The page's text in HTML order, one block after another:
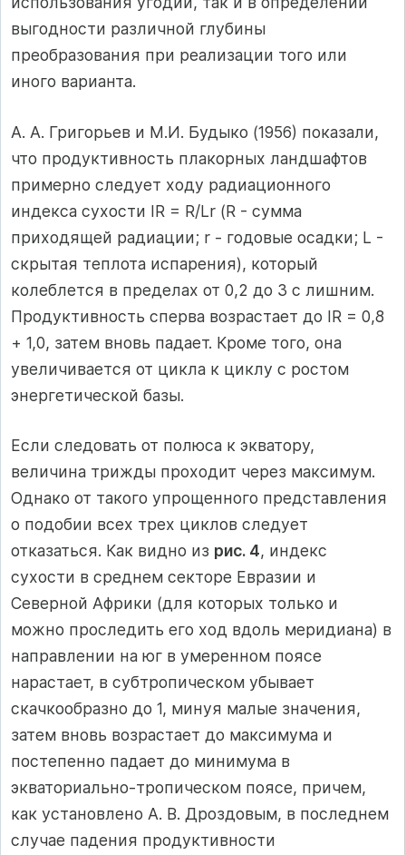
выгодности различной глубины
преобразования при реализации того или
иного варианта.
А. А. Григорьев и М.И. Будыко (1956) показали,
что продуктивность плакорных ландшафтов
примерно следует ходу радиационного
индекса сухости IR = R/Lr (R - сумма
приходящей радиации; r - годовые осадки; L -
скрытая теплота испарения), который
колеблется в пределах от 0,2 до 3 с лишним.
Продуктивность сперва возрастает до IR = 0,8
+ 1,0, затем вновь падает. Кроме того, она
увеличивается от цикла к циклу с ростом
энергетической базы.
Если следовать от полюса к экватору,
величина трижды проходит через максимум.
Однако от такого упрощенного представления
о подобии всех трех циклов следует
отказаться. Как видно из рис. 4, индекс
сухости в среднем секторе Евразии и
Северной Африки (для которых только и
можно проследить его ход вдоль меридиана) в
направлении на юг в умеренном поясе
нарастает, в субтропическом убывает
скачкообразно до 1, минуя малые значения,
затем вновь возрастает до максимума и
постепенно падает до минимума в
экваториально-тропическом поясе, причем,
как установлено А. В. Дроздовым, в последнем
случае падения продуктивности